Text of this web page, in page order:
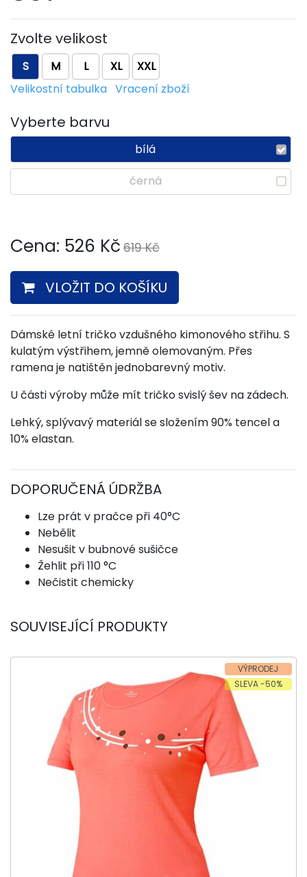
Zvolte velikost
S M L XL
XXL
Velikostní tabulka Vracení zboží
Vyberte barvu
bílá
černá
Cena: 526 Kč 619 Kč
VLOŽIT DO KOŠÍKU
Dámské letní tričko vzdušného kimonového střihu. S
kulatým výstřihem, jemně olemovaným. Přes
ramena je natištěn jednobarevný motiv.
U části výroby může mít tričko svislý šev na zádech.
Lehký, splývavý materiál se složením 90% tencel a
10% elastan.
DOPORUČENÁ ÚDRŽBA
Lze prát v pračce při 40°C
Nebělit
Nesušit v bubnové sušičce
Žehlit při 110 °C
Nečistit chemicky
SOUVISEJÍCÍ PRODUKTY
VÝPRODEJ
SLEVA -50%